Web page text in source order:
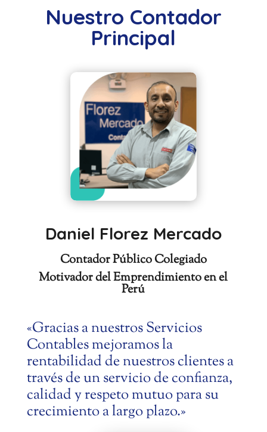
Nuestro Contador
Principal
Daniel Florez Mercado
Contador Público Colegiado
Motivador del Emprendimiento en el
Perú
«Gracias a nuestros Servicios
Contables mejoramos la
rentabilidad de nuestros clientes a
través de un servicio de confianza,
calidad y respeto mutuo para su
crecimiento a largo plazo.»